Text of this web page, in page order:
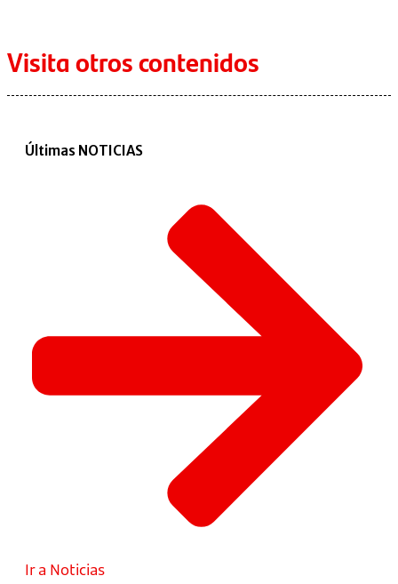
Visita otros contenidos
Últimas NOTICIAS
Ir a Noticias